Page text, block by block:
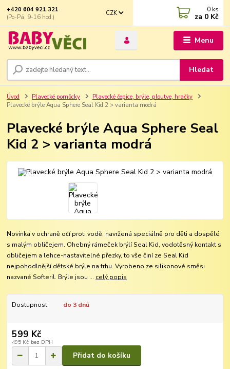
Menu
CZK
Hledat
+420 604 921 321
(Po-Pá, 9-16 hod.)
0 ks
za 0 Kč
Úvod Plavecké pomůcky
Plavecké čepice, brýle, ploutve, hračky
Plavecké brýle Aqua Sphere Seal Kid 2 > varianta modrá
Plavecké brýle Aqua Sphere Seal
Kid 2 > varianta modrá
Novinka v ochraně očí proti vodě, navržená speciálně pro děti a dospělé
s malým obličejem. Ohebný rámeček brýlí Seal Kid, vodotěsný kontakt s
obličejem a lehce-nastavitelné přezky, to vše činí ze Seal Kid
nejpohodlnější dětské brýle na trhu. Vyrobeno ze silikonové směsi
nazvané Softeril. Brýle jsou ... celý popis
Dostupnost do 3 dnů
599 Kč
495 Kč bez DPH
Přidat do košíku